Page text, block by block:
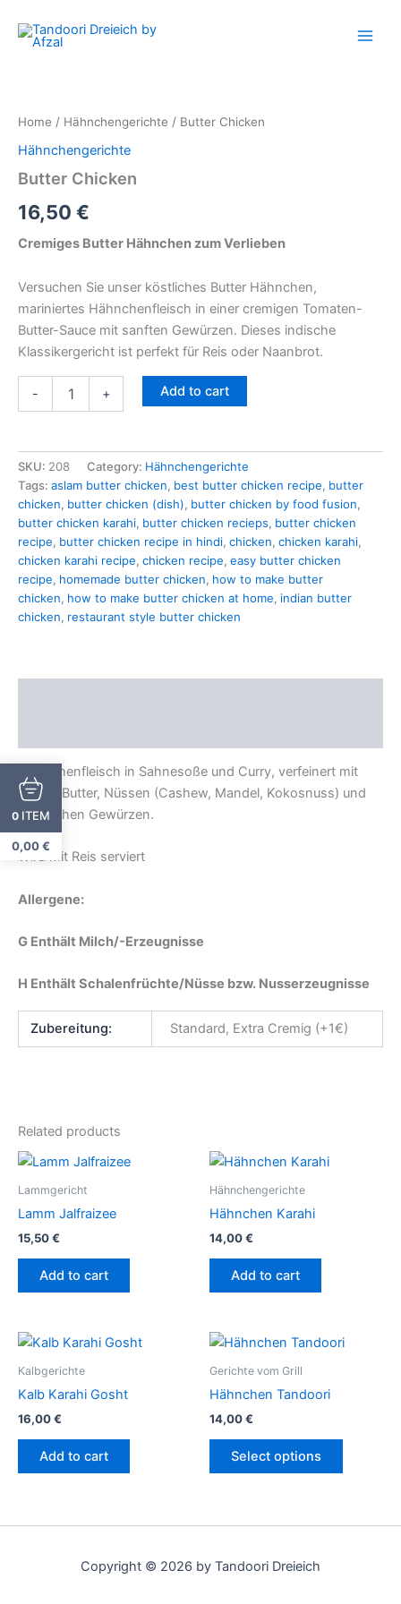
Home / Hähnchengerichte / Butter Chicken
Hähnchengerichte
Butter Chicken
16,50 €
Cremiges Butter Hähnchen zum Verlieben
Versuchen Sie unser köstliches Butter Hähnchen,
mariniertes Hähnchenfleisch in einer cremigen Tomaten-
Butter-Sauce mit sanften Gewürzen. Dieses indische
Klassikergericht ist perfekt für Reis oder Naanbrot.
-
Chicken
quantity
+ Add to cart
SKU: 208 Category: Hähnchengerichte
Tags: aslam butter chicken, best butter chicken recipe, butter
chicken, butter chicken (dish), butter chicken by food fusion,
butter chicken karahi, butter chicken recieps, butter chicken
recipe, butter chicken recipe in hindi, chicken, chicken karahi,
chicken karahi recipe, chicken recipe, easy butter chicken
recipe, homemade butter chicken, how to make butter
chicken, how to make butter chicken at home, indian butter
chicken, restaurant style butter chicken
Hähnchenfleisch in Sahnesoße und Curry, verfeinert mit
Honig, Butter, Nüssen (Cashew, Mandel, Kokosnuss) und
exotischen Gewürzen.
Wird mit Reis serviert
Allergene:
G Enthält Milch/-Erzeugnisse
H Enthält Schalenfrüchte/Nüsse bzw. Nusserzeugnisse
Zubereitung: Standard, Extra Cremig (+1€)
Related products
Lammgericht
Lamm Jalfraizee
15,50€
Add to cart
Hähnchengerichte
Hähnchen Karahi
14,00€
Add to cart
Kalbgerichte
Kalb Karahi Gosht
16,00€
Add to cart
Gerichte vom Grill
Hähnchen Tandoori
14,00€
Select options
This
options
Copyright © 2026 by Tandoori Dreieich
0 ITEM
0,00€